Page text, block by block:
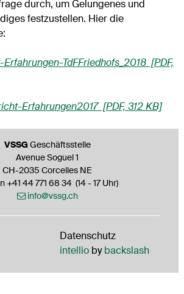
durch, um Gelungenes und
festzustellen. Hier die
TdFFriedhofs_2018 [PDF,
Erfahrungen2017 [PDF, 312 KB]
VSSGGeschäftsstelle
Avenue Soguel 1
CH-2035 Corcelles NE
+41 44 771 68 34 (14 - 17 Uhr)
info@vssg.ch
Datenschutz
intelliobybackslash